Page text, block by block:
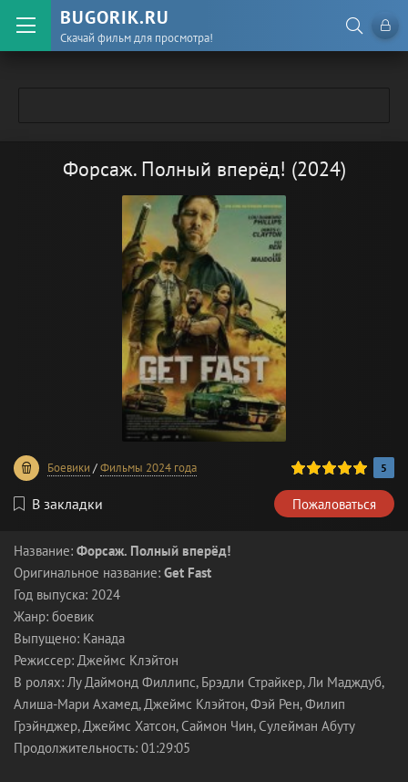
BUGORIK.RU
Скачай фильм для просмотра!
Форсаж. Полный вперёд! (2024)
Боевики /Фильмы 2024 года
100 5
В закладки Пожаловаться
Название: Форсаж. Полный вперёд!
Оригинальное название: Get Fast
Год выпуска: 2024
Жанр: боевик
Выпущено: Канада
Режиссер: Джеймс Клэйтон
В ролях: Лу Даймонд Филлипс, Брэдли Страйкер, Ли Мадждуб,
Алиша-Мари Ахамед, Джеймс Клэйтон, Фэй Рен, Филип
Грэйнджер, Джеймс Хатсон, Саймон Чин, Сулейман Абуту
Продолжительность: 01:29:05